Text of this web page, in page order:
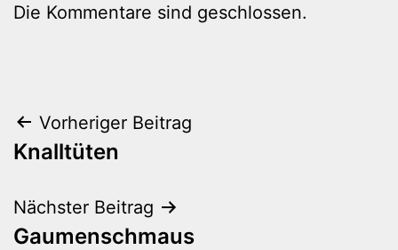
Die Kommentare sind geschlossen.
Beitragsnavigation
Vorheriger Beitrag
Knalltüten
Nächster Beitrag
Gaumenschmaus